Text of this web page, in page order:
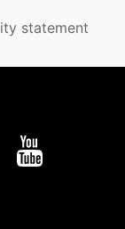
statement